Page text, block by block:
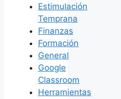
Estimulación
Temprana
Finanzas
Formación
General
Google
Classroom
Herramientas